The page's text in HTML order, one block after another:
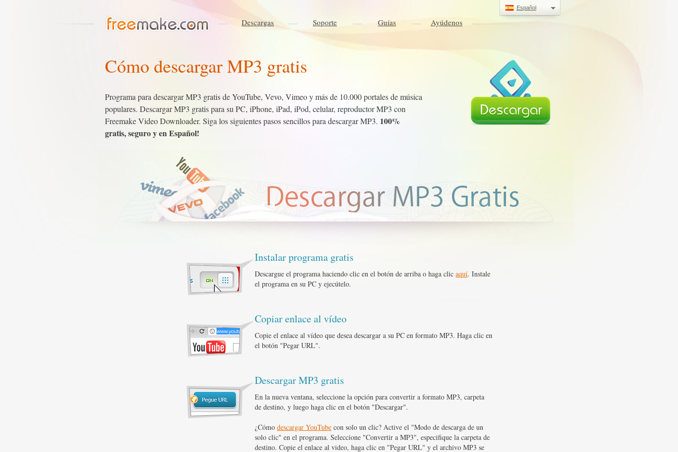
Español
Descargas Soporte Guías Ayúdenos
Cómo descargar MP3 gratis
Programa para descargar MP3 gratis de YouTube, Vevo, Vimeo y más de 10.000 portales de música
populares. Descargar MP3 gratis para su PC, iPhone, iPad, iPod, celular, reproductor MP3 con
Freemake Video Downloader. Siga los siguientes pasos sencillos para descargar MP3. 100%
gratis, seguro y en Español!
Instalar programa gratis
Descargue el programa haciendo clic en el botón de arriba o haga clic aquí. Instale
el programa en su PC y ejecútelo.
Copiar enlace al vídeo
Copie el enlace al vídeo que desea descargar a su PC en formato MP3. Haga clic en
el botón "Pegar URL".
Descargar MP3 gratis
En la nueva ventana, seleccione la opción para convertir a formato MP3, carpeta
de destino, y luego haga clic en el botón "Descargar".
¿Cómo descargar YouTube con solo un clic? Active el "Modo de descarga de un
solo clic" en el programa. Seleccione "Convertir a MP3", especifique la carpeta de
destino. Copie el enlace al video, haga clic en "Pegar URL" y el archivo MP3 se